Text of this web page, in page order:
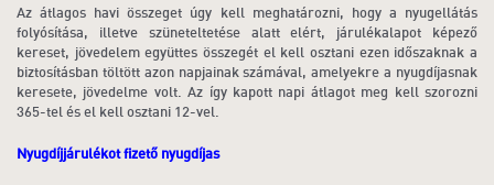
Az átlagos havi összeget úgy kell meghatározni, hogy a nyugellátás
folyósítása, illetve szüneteltetése alatt elért, járulékalapot képező
kereset, jövedelem együttes összegét el kell osztani ezen időszaknak a
biztosításban töltött azon napjainak számával, amelyekre a nyugdíjasnak
keresete, jövedelme volt. Az így kapott napi átlagot meg kell szorozni
365-tel és el kell osztani 12-vel.
Nyugdíjjárulékot fizető nyugdíjas